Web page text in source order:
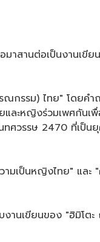
สานต่อเป็นงานเขียน
ณกรรม) ไทย" โดยค
ละหญิงร่วมเพศกันเพื่
ศวรรษ 2470 ที่เป็นยุ
มเป็นหญิงไทย" และ
งานเขียนของ "ฮิมิโ